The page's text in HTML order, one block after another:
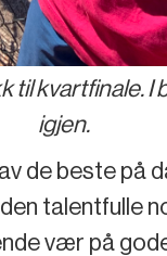
til kvartfinale.
igjen.
de beste på
talentfulle
vær på